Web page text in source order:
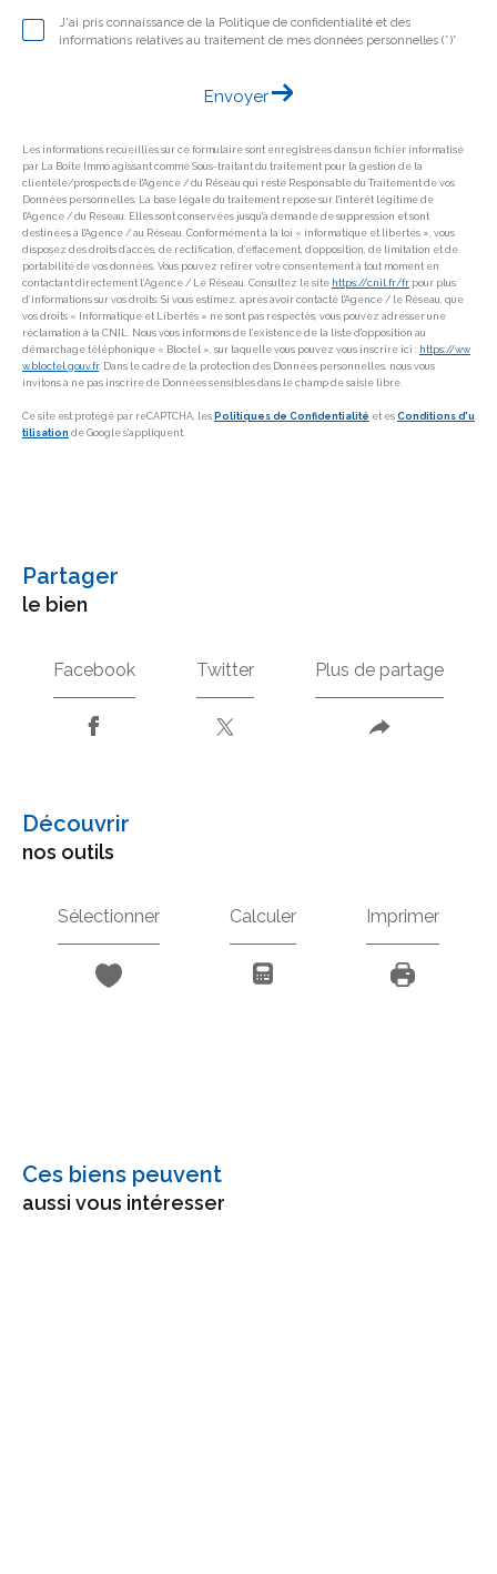
J'ai pris connaissance de la Politique de confidentialité et des
informations relatives au traitement de mes données personnelles (*)*
Envoyer
Les informations recueillies sur ce formulaire sont enregistrées dans un fichier informatisé
par La Boite Immo agissant comme Sous-traitant du traitement pour la gestion de la
clientèle/prospects de l'Agence / du Réseau qui reste Responsable du Traitement de vos
Données personnelles. La base légale du traitement repose sur l'intérêt légitime de
l'Agence / du Réseau. Elles sont conservées jusqu'à demande de suppression et sont
destinées à l'Agence / au Réseau. Conformément à la loi « informatique et libertés », vous
disposez des droits d’accès, de rectification, d’effacement, d’opposition, de limitation et de
portabilité de vos données. Vous pouvez retirer votre consentement à tout moment en
contactant directement l’Agence / Le Réseau. Consultez le site https://cnil.fr/fr pour plus
d’informations sur vos droits. Si vous estimez, après avoir contacté l'Agence / le Réseau, que
vos droits « Informatique et Libertés » ne sont pas respectés, vous pouvez adresser une
réclamation à la CNIL. Nous vous informons de l’existence de la liste d'opposition au
démarchage téléphonique « Bloctel », sur laquelle vous pouvez vous inscrire ici : https://ww
w.bloctel.gouv.fr. Dans le cadre de la protection des Données personnelles, nous vous
invitons à ne pas inscrire de Données sensibles dans le champ de saisie libre.
Ce site est protégé par reCAPTCHA, les Politiques de Confidentialité et es Conditions d'u
tilisation de Google s'appliquent.
partager
le bien
Facebook Twitter Plus de partage
découvrir
nos outils
Sélectionner Calculer Imprimer
Ces biens peuvent
aussi vous intéresser